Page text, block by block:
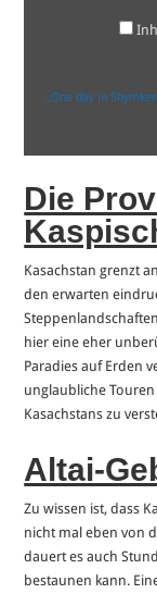
„One day in
Die
Kasachstan grenzt
den erwarten
hier eine eher
Paradies auf Erden
unglaubliche
Kasachstans zu
Altai-
Zu wissen ist, dass
nicht mal eben von
dauert es auch
bestaunen kann.